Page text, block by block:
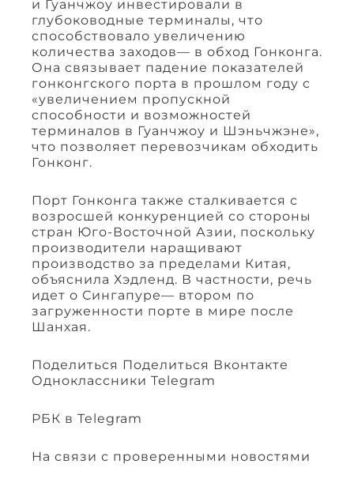
и Гуанчжоу инвестировали в
глубоководные терминалы, что
способствовало увеличению
количества заходов— в обход Гонконга.
Она связывает падение показателей
гонконгского порта в прошлом году с
«увеличением пропускной
способности и возможностей
терминалов в Гуанчжоу и Шэньчжэне»,
что позволяет перевозчикам обходить
Гонконг.
Порт Гонконга также сталкивается с
возросшей конкуренцией со стороны
стран Юго-Восточной Азии, поскольку
производители наращивают
производство за пределами Китая,
объяснила Хэдленд. В частности, речь
идет о Сингапуре— втором по
загруженности порте в мире после
Шанхая.
Поделиться Поделиться Вконтакте
Одноклассники Telegram
РБК в Telegram
На связи с проверенными новостями